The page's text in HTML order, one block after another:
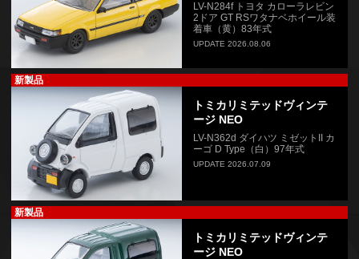
LV-N284f トヨタ カローラレビン
2ドア GT RSワタナベホイール装
着車（黄）83年式
UPDATE 2026.08.06
新製品
トミカリミテッドヴィンテ
ージ NEO
LV-N362d ダイハツ ミゼットII カ
ーゴ D Type（白）97年式
UPDATE 2026.07.09
新製品
トミカリミテッドヴィンテ
ージ NEO